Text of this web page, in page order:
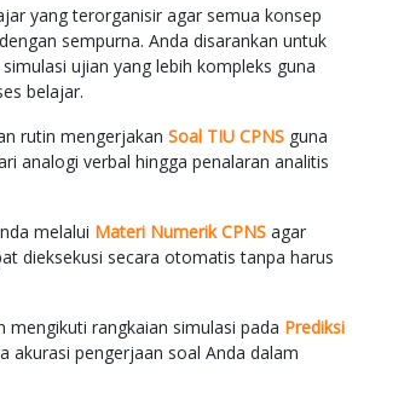
yang terorganisir agar semua konsep
sempurna. Anda disarankan untuk
ujian yang lebih kompleks guna
belajar.
rutin mengerjakan Soal TIU CPNS guna
analogi verbal hingga penalaran analitis
melalui Materi Numerik CPNS agar
dieksekusi secara otomatis tanpa harus
mengikuti rangkaian simulasi pada Prediksi
akurasi pengerjaan soal Anda dalam